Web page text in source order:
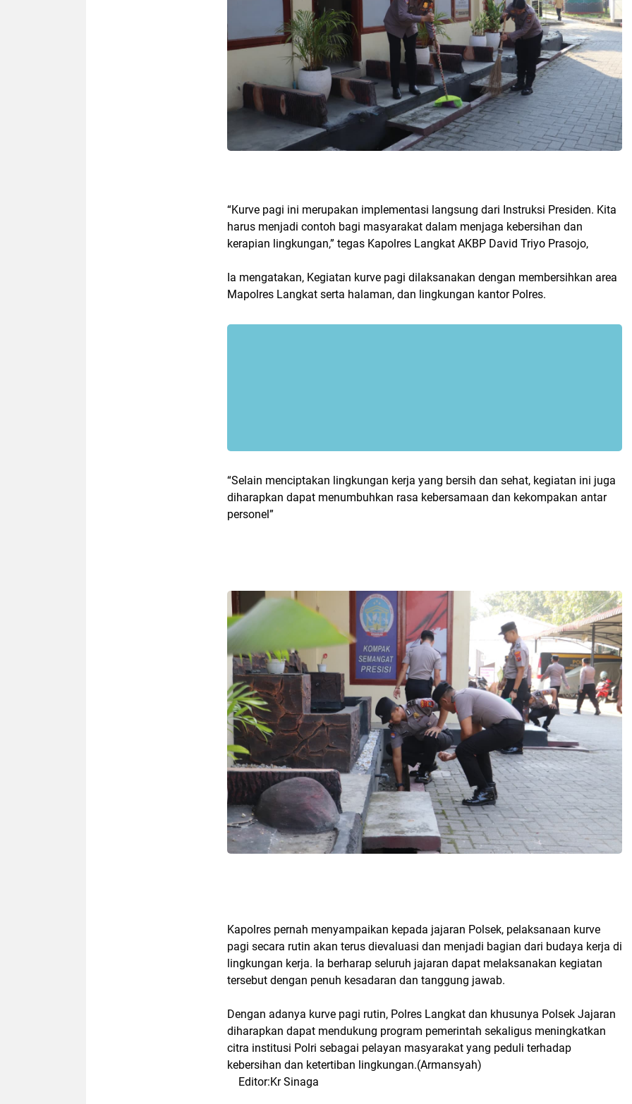
“Kurve pagi ini merupakan implementasi langsung dari Instruksi Presiden. Kita
harus menjadi contoh bagi masyarakat dalam menjaga kebersihan dan
kerapian lingkungan,” tegas Kapolres Langkat AKBP David Triyo Prasojo,
Ia mengatakan, Kegiatan kurve pagi dilaksanakan dengan membersihkan area
Mapolres Langkat serta halaman, dan lingkungan kantor Polres.
“Selain menciptakan lingkungan kerja yang bersih dan sehat, kegiatan ini juga
diharapkan dapat menumbuhkan rasa kebersamaan dan kekompakan antar
personel”
Kapolres pernah menyampaikan kepada jajaran Polsek, pelaksanaan kurve
pagi secara rutin akan terus dievaluasi dan menjadi bagian dari budaya kerja di
lingkungan kerja. Ia berharap seluruh jajaran dapat melaksanakan kegiatan
tersebut dengan penuh kesadaran dan tanggung jawab.
Dengan adanya kurve pagi rutin, Polres Langkat dan khusunya Polsek Jajaran
diharapkan dapat mendukung program pemerintah sekaligus meningkatkan
citra institusi Polri sebagai pelayan masyarakat yang peduli terhadap
kebersihan dan ketertiban lingkungan.(Armansyah)
Editor:Kr Sinaga